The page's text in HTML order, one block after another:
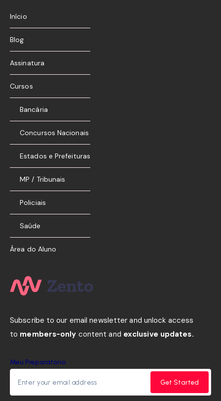
Início
Blog
Assinatura
Cursos
Bancária
Concursos Nacionais
Estados e Prefeituras
MP / Tribunais
Policiais
Saúde
Área do Aluno
Subscribe to our email newsletter and unlock access
to members-only content and exclusive updates.
Meu Preparatório
Get Started